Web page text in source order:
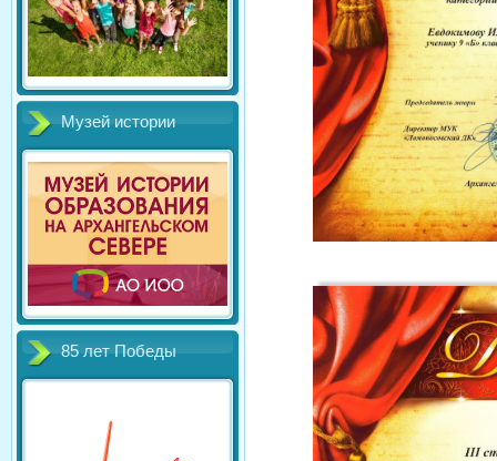
Музей истории
85 лет Победы